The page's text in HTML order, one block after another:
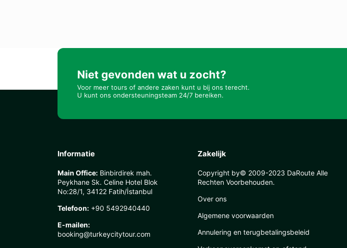
Niet gevonden wat u zocht?
Voor meer tours of andere zaken kunt u bij ons terecht.
U kunt ons ondersteuningsteam 24/7 bereiken.
Informatie
Main Office: Binbirdirek mah.
Peykhane Sk. Celine Hotel Blok
No:28/1, 34122 Fatih/İstanbul
Telefoon: +90 5492940440
E-mailen:
booking@turkeycitytour.com
Zakelijk
Copyright by© 2009-2023 DaRoute Alle
Rechten Voorbehouden.
Over ons
Algemene voorwaarden
Annulering en terugbetalingsbeleid